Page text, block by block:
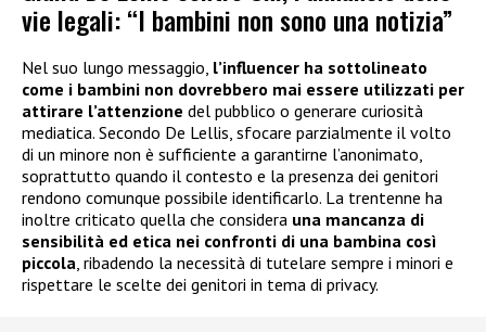
vie legali: “I bambini non sono una notizia”
Nel suo lungo messaggio, l’influencer ha sottolineato
come i bambini non dovrebbero mai essere utilizzati per
attirare l’attenzione del pubblico o generare curiosità
mediatica. Secondo De Lellis, sfocare parzialmente il volto
di un minore non è sufficiente a garantirne l’anonimato,
soprattutto quando il contesto e la presenza dei genitori
rendono comunque possibile identificarlo. La trentenne ha
inoltre criticato quella che considera una mancanza di
sensibilità ed etica nei confronti di una bambina così
piccola , ribadendo la necessità di tutelare sempre i minori e
rispettare le scelte dei genitori in tema di privacy.